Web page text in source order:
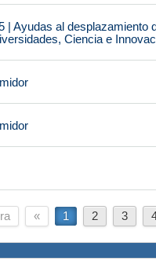
| Ayudas al desplazamiento
Ciencia e
« 1 2 3